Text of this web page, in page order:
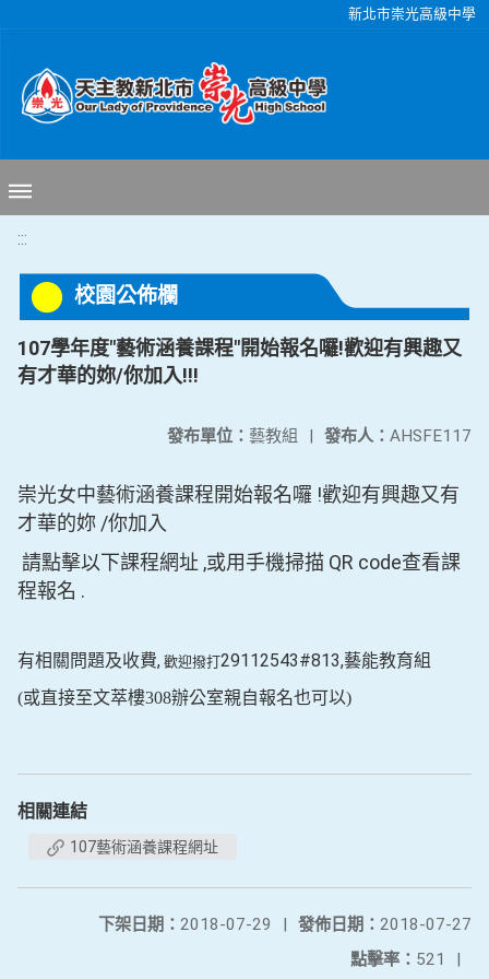
新北市崇光高級中學
:::
校園公佈欄
107學年度"藝術涵養課程"開始報名囉!歡迎有興趣又
有才華的妳/你加入!!!
發布人： AHSFE117
發布單位： 藝教組 |
崇光女中藝術涵養課程開始報名囉 !歡迎有興趣又有
才華的妳 /你加入
請點擊以下課程網址 ,或用手機掃描 QR code查看課
程報名 .
有相關問題及收費, 歡迎撥打29112543#813,藝能教育組
(或直接至文萃樓308辦公室親自報名也可以)
相關連結
107藝術涵養課程網址
發佈日期： 2018-07-27
下架日期： 2018-07-29
|
點擊率： 521 |